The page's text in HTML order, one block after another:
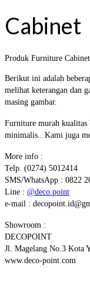
Cabinet
Produk Furniture
Berikut ini adalah
melihat keterangan dan
masing gambar.
Furniture murah
minimalis.. Kami juga
More info :
Telp. (0274) 5012414
SMS/WhatsApp : 0822
Line : @deco.point
e-mail :
Showroom :
DECOPOINT
Jl. Magelang No.3 Kota
www.deco-point.com